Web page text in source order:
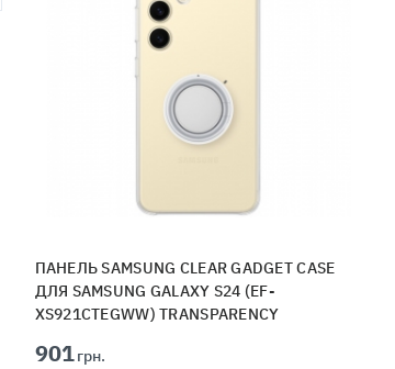
ПАНЕЛЬ SAMSUNG CLEAR GADGET CASE
ДЛЯ SAMSUNG GALAXY S24 (EF-
XS921CTEGWW) TRANSPARENCY
901грн.